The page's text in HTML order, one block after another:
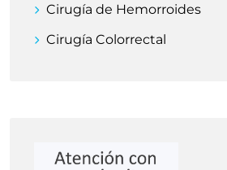
Cirugía de Hemorroides
Cirugía Colorrectal